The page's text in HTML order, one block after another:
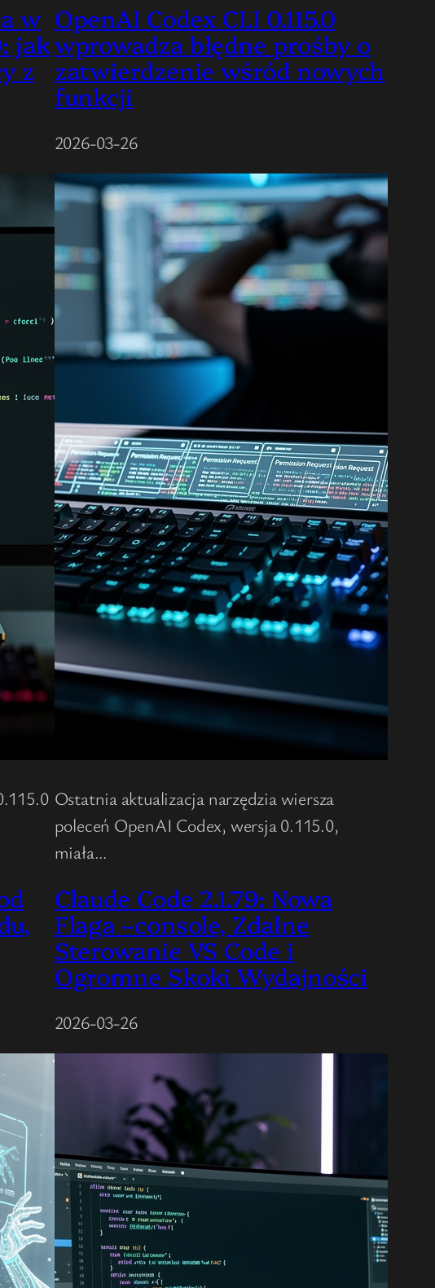
w
jak
z
OpenAI Codex CLI 0.115.0
wprowadza błędne prośby o
zatwierdzenie wśród nowych
funkcji
2026-03-26
Ostatnia aktualizacja narzędzia wiersza
poleceń OpenAI Codex, wersja 0.115.0,
miała…
Claude Code 2.1.79: Nowa
Flaga –console, Zdalne
Sterowanie VS Code i
Ogromne Skoki Wydajności
2026-03-26